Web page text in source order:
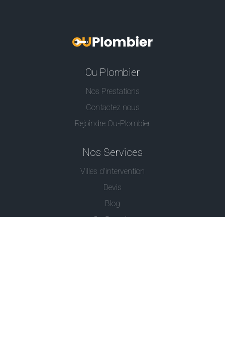
Ou Plombier
Nos Prestations
Contactez nous
Rejoindre Ou-Plombier
Nos Services
Villes d'intervention
Devis
Blog
Ou Serrurier